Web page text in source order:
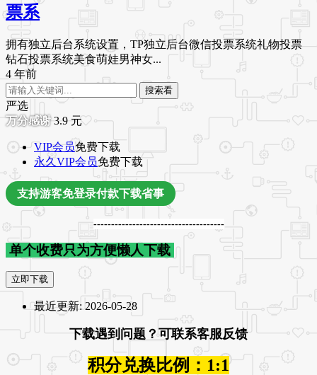
票系
拥有独立后台系统设置，TP独立后台微信投票系统礼物投票
钻石投票系统美食萌娃男神女...
4 年前
搜索看
严选
3.9 元
VIP会员免费下载
永久VIP会员免费下载
支持游客免登录付款下载省事
-------------------------------------
单个收费只为方便懒人下载
立即下载
最近更新: 2026-05-28
下载遇到问题？可联系客服反馈
积分兑换比例：1:1